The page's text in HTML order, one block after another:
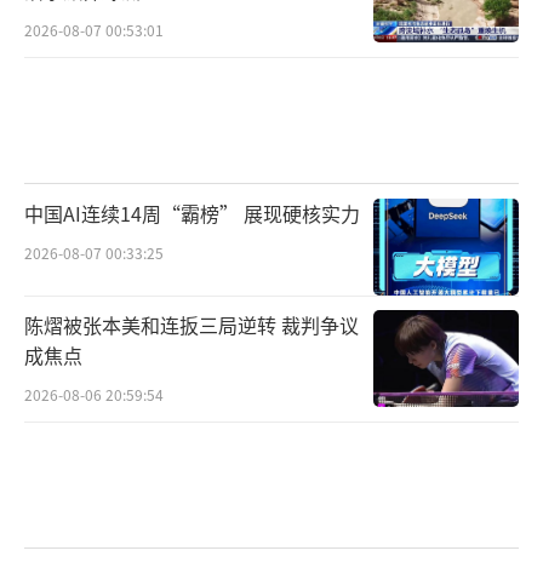
2026-08-07 00:53:01
中国AI连续14周“霸榜” 展现硬核实力
2026-08-07 00:33:25
陈熠被张本美和连扳三局逆转 裁判争议
成焦点
2026-08-06 20:59:54